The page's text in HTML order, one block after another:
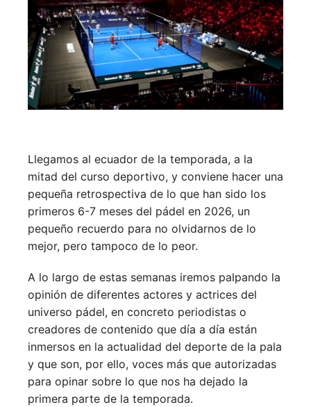
Llegamos al ecuador de la temporada, a la
mitad del curso deportivo, y conviene hacer una
pequeña retrospectiva de lo que han sido los
primeros 6-7 meses del pádel en 2026, un
pequeño recuerdo para no olvidarnos de lo
mejor, pero tampoco de lo peor.
A lo largo de estas semanas iremos palpando la
opinión de diferentes actores y actrices del
universo pádel, en concreto periodistas o
creadores de contenido que día a día están
inmersos en la actualidad del deporte de la pala
y que son, por ello, voces más que autorizadas
para opinar sobre lo que nos ha dejado la
primera parte de la temporada.